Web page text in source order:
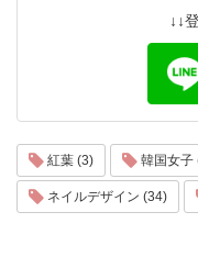
↓↓
紅葉 (3) 韓国女子
ネイルデザイン (34)